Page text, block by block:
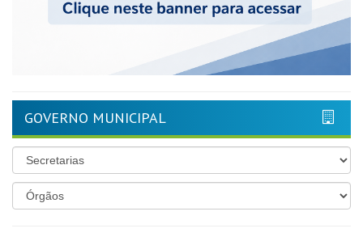
GOVERNO MUNICIPAL